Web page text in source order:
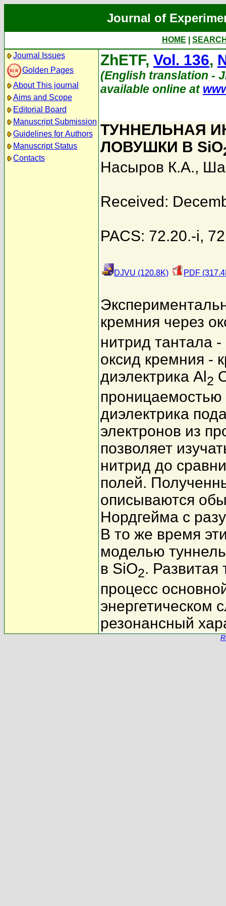
Journal of
HOME
Journal Issues
Golden Pages
About This journal
Aims and Scope
Editorial Board
Manuscript Submission
Guidelines for Authors
Manuscript Status
Contacts
ZhETF, Vol. 136,
(English translation -
available online at
ТУННЕЛЬНАЯ
ЛОВУШКИ В SiO
Насыров К.А.,
Received:
PACS: 72.20.-i,
DJVU (120.8K) PDF
кремния через
нитрид тантала
оксид кремния -
диэлектрика Al 2
проницаемостью
диэлектрика
электронов из
позволяет
нитрид до
полей.
описываются
Нордгейма с
В то же время
моделью
в SiO2. Развитая
процесс
энергетическом
резонансный